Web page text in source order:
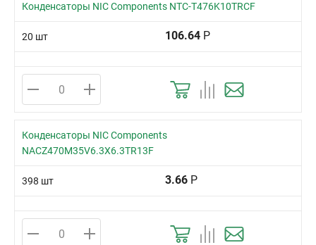
Конденсаторы NIC Components NTC-T476K10TRCF
20 шт 106.64 Р
Конденсаторы NIC Components
NACZ470M35V6.3X6.3TR13F
398 шт 3.66 Р